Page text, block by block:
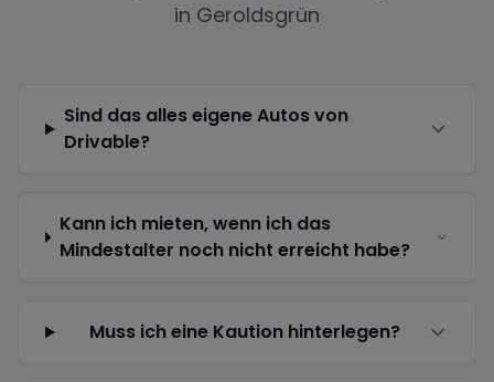
in Geroldsgrün
Sind das alles eigene Autos von
Drivable?
Kann ich mieten, wenn ich das
Mindestalter noch nicht erreicht habe?
Muss ich eine Kaution hinterlegen?